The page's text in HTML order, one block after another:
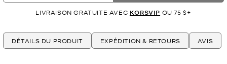
LIVRAISON GRATUITE AVEC KORSVIP OU 75 $+
DÉTAILS DU PRODUIT EXPÉDITION & RETOURS AVIS